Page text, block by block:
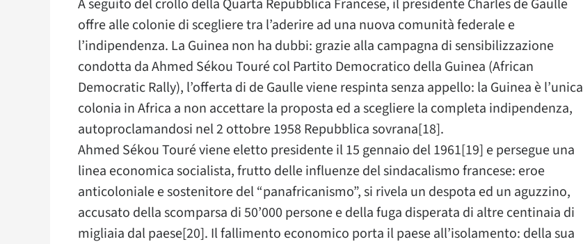
A seguito del crollo della Quarta Repubblica Francese, il presidente Charles de Gaulle
offre alle colonie di scegliere tra l’aderire ad una nuova comunità federale e
l’indipendenza. La Guinea non ha dubbi: grazie alla campagna di sensibilizzazione
condotta da Ahmed Sékou Touré col Partito Democratico della Guinea (African
Democratic Rally), l’offerta di de Gaulle viene respinta senza appello: la Guinea è l’unica
colonia in Africa a non accettare la proposta ed a scegliere la completa indipendenza,
autoproclamandosi nel 2 ottobre 1958 Repubblica sovrana[18].
Ahmed Sékou Touré viene eletto presidente il 15 gennaio del 1961[19] e persegue una
linea economica socialista, frutto delle influenze del sindacalismo francese: eroe
anticoloniale e sostenitore del “panafricanismo”, si rivela un despota ed un aguzzino,
accusato della scomparsa di 50’000 persone e della fuga disperata di altre centinaia di
migliaia dal paese[20]. Il fallimento economico porta il paese all’isolamento: della sua